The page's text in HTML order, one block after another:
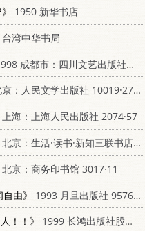
1950 新华书店
湾中华书局
成都市：四川文艺出版社；成都市：四川人民出版社 7541117315
：人民文学出版社 10019·2751
海：上海人民出版社 2074·57
京：生活·读书·新知三联书店 2002·159
京：商务印书馆 3017·11
由》
1993 月旦出版社 9576960452
！！》
1999 长鸿出版社股份有限公司 9576314593